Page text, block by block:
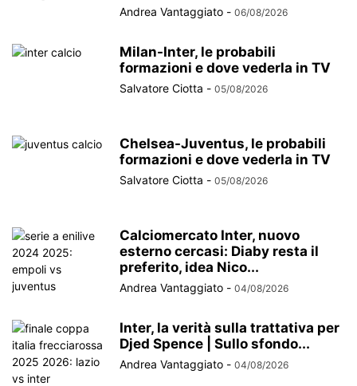
Andrea Vantaggiato - 06/08/2026
Milan-Inter, le probabili
formazioni e dove vederla in TV
Salvatore Ciotta - 05/08/2026
Chelsea-Juventus, le probabili
formazioni e dove vederla in TV
Salvatore Ciotta - 05/08/2026
Calciomercato Inter, nuovo
esterno cercasi: Diaby resta il
preferito, idea Nico...
Andrea Vantaggiato - 04/08/2026
Inter, la verità sulla trattativa per
Djed Spence | Sullo sfondo...
Andrea Vantaggiato - 04/08/2026